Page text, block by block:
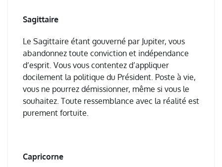
Sagittaire
Le Sagittaire étant gouverné par Jupiter, vous
abandonnez toute conviction et indépendance
d’esprit. Vous vous contentez d’appliquer
docilement la politique du Président. Poste à vie,
vous ne pourrez démissionner, même si vous le
souhaitez. Toute ressemblance avec la réalité est
purement fortuite.
Capricorne